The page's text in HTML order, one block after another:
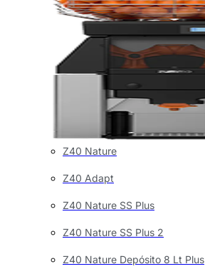
Z40 Nature
Z40 Adapt
Z40 Nature SS Plus
Z40 Nature SS Plus 2
Z40 Nature Depósito 8 Lt Plus